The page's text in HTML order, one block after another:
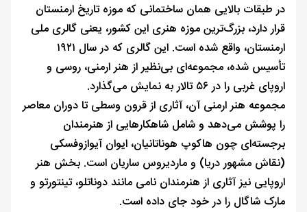
در طبقات بالایی همان ساختمانی که موزه تاریخ ارمنستان
قرار دارد، بزرگ‌ترین موزه هنری این کشور، یعنی گالری ملی
ارمنستان، واقع شده است. این گالری که در سال ۱۹۲۱
تأسیس شده، مجموعه‌ای بی‌نظیر از هنر ارمنی، روسی و
اروپای غربی را در ۵۶ تالار به نمایش می‌گذارد.
مجموعه هنر ارمنی آن، آثاری از قرون وسطی تا دوران معاصر
را پوشش می‌دهد و شامل شاهکارهایی از هنرمندان
برجسته‌ای چون هاکوپ هوناتانیان، ایوان آیوازوفسکی
(نقاش مشهور دریا) و ماردیروس ساریان است. بخش هنر
اروپایی نیز آثاری از هنرمندان نامی مانند دوناتلو، تینتورتو و
مارک شاگال را در خود جای داده است.